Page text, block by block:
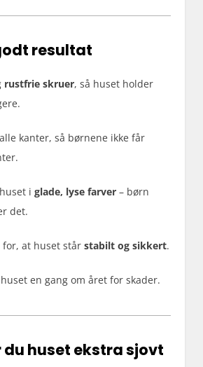
resultat
rustfrie skruer, så huset holder
kanter, så børnene ikke får
iglade, lyse farver – børn
det.
for, at huset stårstabilt og sikkert.
en gang om året for skader.
du huset ekstra sjovt